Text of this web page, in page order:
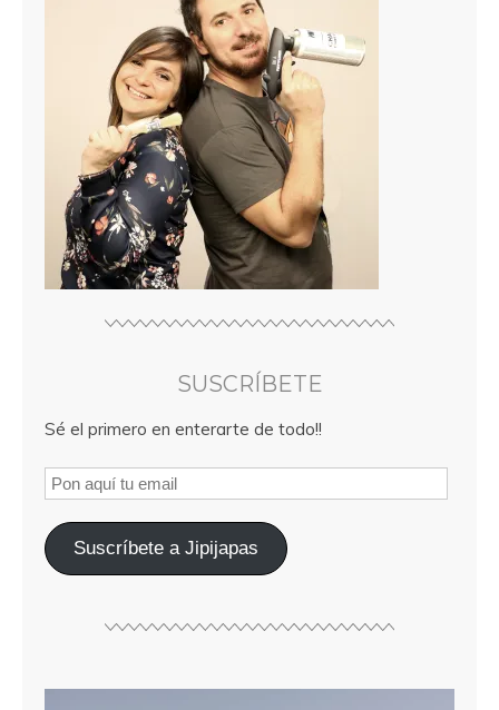
SUSCRÍBETE
Sé el primero en enterarte de todo!!
Suscríbete a Jipijapas